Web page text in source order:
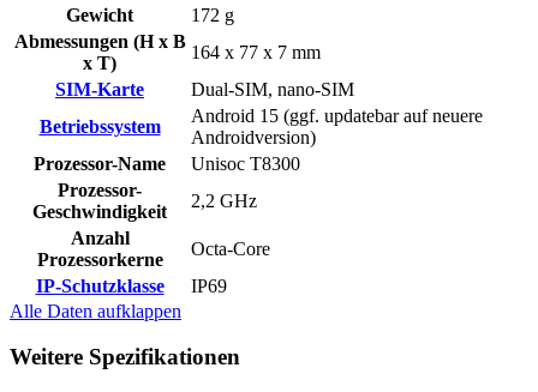
Gewicht
172 g
Abmessungen (H x B
x T)
164 x 77 x 7 mm
SIM-Karte
Dual-SIM, nano-SIM
Betriebssystem
Android 15 (ggf. updatebar auf neuere
Androidversion)
Prozessor-Name
Unisoc T8300
Prozessor-
Geschwindigkeit
2,2 GHz
Anzahl
Prozessorkerne
Octa-Core
IP-Schutzklasse
IP69
Alle Daten aufklappen
Weitere Spezifikationen